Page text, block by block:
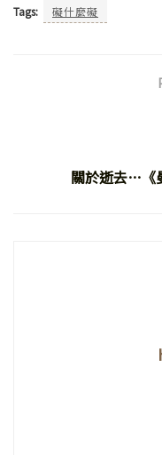
Tags: 礙什麼礙
關於逝去…《